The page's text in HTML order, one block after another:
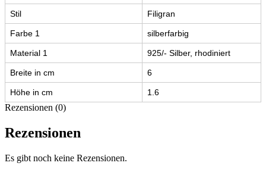
Stil Filigran
Farbe 1 silberfarbig
Material 1 925/- Silber, rhodiniert
Breite in cm 6
Höhe in cm 1.6
Rezensionen (0)
Rezensionen
Es gibt noch keine Rezensionen.